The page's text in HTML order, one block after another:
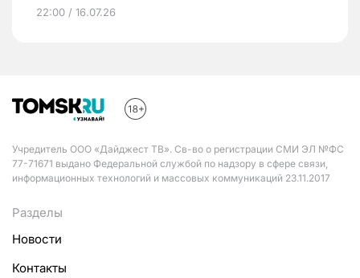
22:00 / 16.07.26
Учредитель ООО «Дайджест ТВ». Св-во о регистрации СМИ ЭЛ №ФС
77-71671 выдано Федеральной службой по надзору в сфере связи,
информационных технологий и массовых коммуникаций 23.11.2017
Разделы
Новости
Контакты